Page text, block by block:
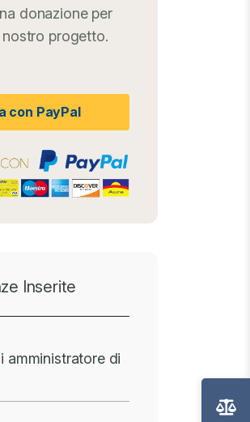
donazione per
progetto.
con PayPal
Inserite
amministratore di